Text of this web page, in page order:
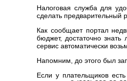
Налоговая служба для
сделать предварительный
Как сообщает портал
бюджет, достаточно
сервис автоматически
Напомним, до этого был
Если у плательщиков